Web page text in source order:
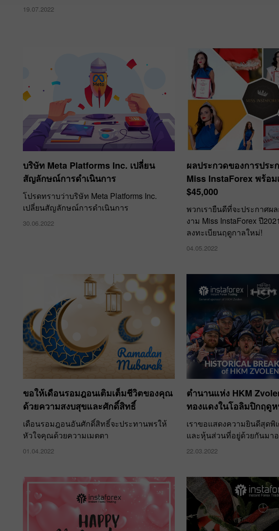
19.07.2022
บริษัท Meta Platforms Inc. เปลี่ยน
สัญลักษณ์การดำเนินการ
โปรดทราบว่าบริษัท Meta Platforms Inc.
เปลี่ยนสัญลักษณ์การดำเนินการ
30.06.2022
ผลประกวดของการประ
Miss InstaForex พร้อม
$45,000
พวกเรายืนดีที่จะประกาศผ
งาม Miss InstaForex ปี
ลงทะเบียนฤดูกาลใหม่!
04.05.2022
ขอให้เดือนรอมฎอนเติมเต็มชีวิตของคุณ
ด้วยความสงบสุขและศักดิ์สิทธิ์
เดือนรอมฎอนอันศักดิ์สิทธิ์จะประทานพรให้
หัวใจคุณด้วยความเมตตา
01.04.2022
ตำนานแห่ง HKM
ทองแดงในโอลิมปิกฤดูห
เราขอแสดงความยินดีสุดพิ
และหุ้นส่วนที่อยู่ด้วยกันมา
22.03.2022